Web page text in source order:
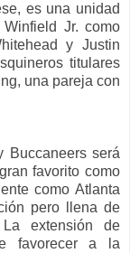
es una unidad
Jr. como
y Justin
titulares
una pareja con
Buccaneers será
favorito como
como Atlanta
pero llena de
extensión de
favorecer a la